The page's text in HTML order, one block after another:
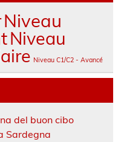
Niveau
Niveau
Niveau C1/C2 - Avancé
del buon cibo
Sardegna